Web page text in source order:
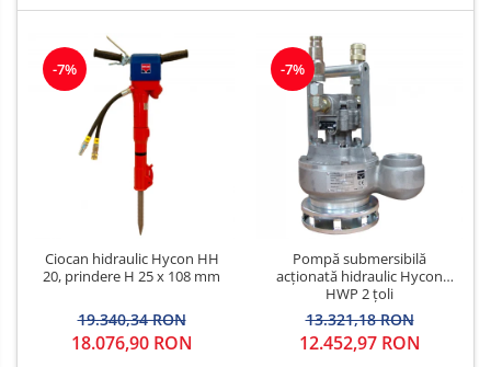
-7%
Ciocan hidraulic Hycon HH
20, prindere H 25 x 108 mm
19.340,34 RON
18.076,90 RON
-7%
Pompă submersibilă
acționată hidraulic Hycon
HWP 2 țoli
13.321,18 RON
12.452,97 RON